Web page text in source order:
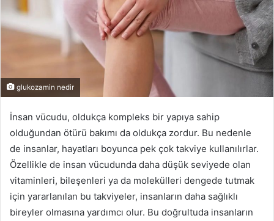
glukozamin nedir
İnsan vücudu, oldukça kompleks bir yapıya sahip
olduğundan ötürü bakımı da oldukça zordur. Bu nedenle
de insanlar, hayatları boyunca pek çok takviye kullanılırlar.
Özellikle de insan vücudunda daha düşük seviyede olan
vitaminleri, bileşenleri ya da molekülleri dengede tutmak
için yararlanılan bu takviyeler, insanların daha sağlıklı
bireyler olmasına yardımcı olur. Bu doğrultuda insanların